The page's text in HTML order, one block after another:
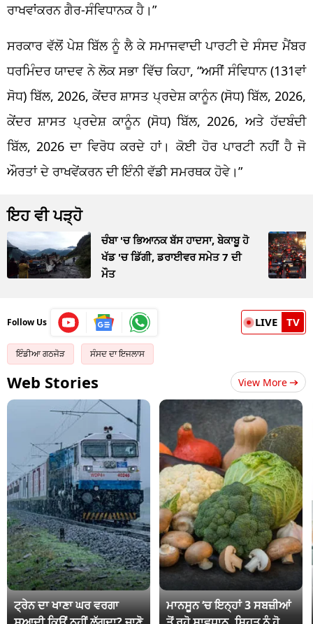
ਰਾਖਵਾਂਕਰਨ ਗੈਰ-ਸੰਵਿਧਾਨਕ ਹੈ।”
ਸਰਕਾਰ ਵੱਲੋਂ ਪੇਸ਼ ਬਿੱਲ ਨੂੰ ਲੈ ਕੇ ਸਮਾਜਵਾਦੀ ਪਾਰਟੀ ਦੇ ਸੰਸਦ ਮੈਂਬਰ
ਧਰਮਿੰਦਰ ਯਾਦਵ ਨੇ ਲੋਕ ਸਭਾ ਵਿੱਚ ਕਿਹਾ, “ਅਸੀਂ ਸੰਵਿਧਾਨ (131ਵਾਂ
ਸੋਧ) ਬਿੱਲ, 2026, ਕੇਂਦਰ ਸ਼ਾਸਤ ਪ੍ਰਦੇਸ਼ ਕਾਨੂੰਨ (ਸੋਧ) ਬਿੱਲ, 2026,
ਕੇਂਦਰ ਸ਼ਾਸਤ ਪ੍ਰਦੇਸ਼ ਕਾਨੂੰਨ (ਸੋਧ) ਬਿੱਲ, 2026, ਅਤੇ ਹੱਦਬੰਦੀ
ਬਿੱਲ, 2026 ਦਾ ਵਿਰੋਧ ਕਰਦੇ ਹਾਂ। ਕੋਈ ਹੋਰ ਪਾਰਟੀ ਨਹੀਂ ਹੈ ਜੋ
ਔਰਤਾਂ ਦੇ ਰਾਖਵੇਂਕਰਨ ਦੀ ਇੰਨੀ ਵੱਡੀ ​​ਸਮਰਥਕ ਹੋਵੇ।”
ਇਹ ਵੀ ਪੜ੍ਹੋ
ਚੰਬਾ 'ਚ ਭਿਆਨਕ ਬੱਸ ਹਾਦਸਾ, ਬੇਕਾਬੂ ਹੋ
ਖੱਡ 'ਚ ਡਿੱਗੀ, ਡਰਾਈਵਰ ਸਮੇਤ 7 ਦੀ
ਮੌਤ
Follow Us LIVE TV
ਇੰਡੀਆ ਗਠਜੋੜ ਸੰਸਦ ਦਾ ਇਜਲਾਸ
Web Stories View More
ਟ੍ਰੇਨ ਦਾ ਖਾਣਾ ਘਰ ਵਰਗਾ
ਮਾਨਸੂਨ ‘ਚ ਇਨ੍ਹਾਂ 3 ਸਬਜ਼ੀਆਂ